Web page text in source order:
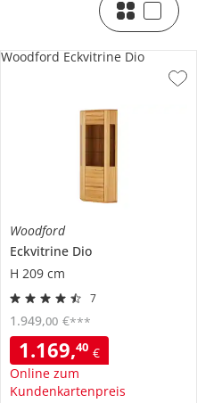
Woodford
Eckvitrine Dio
H 209 cm
7
1.169,40 €
Online zum
Kundenkartenpreis
1.949,00 €***
Woodford Eckvitrine Dio